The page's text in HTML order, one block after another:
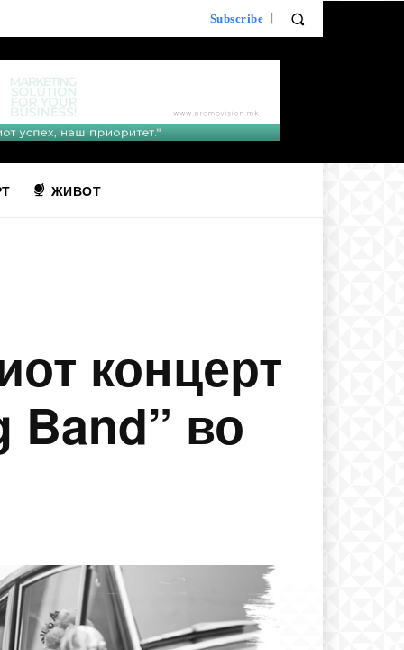
Subscribe
ЖИВОТ
концерт
Band” во